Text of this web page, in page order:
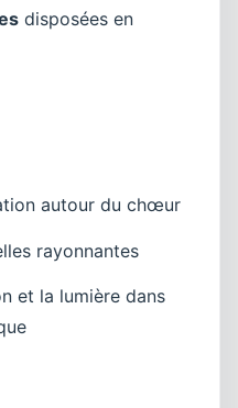
disposées en
autour du chœur
rayonnantes
et la lumière dans